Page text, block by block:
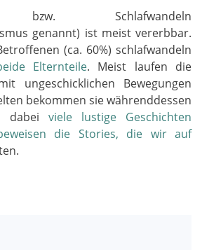
bzw. Schlafwandeln
genannt) ist meist vererbbar.
(ca. 60%) schlafwandeln
Elternteile. Meist laufen die
ungeschicklichen Bewegungen
bekommen sie währenddessen
dabei viele lustige Geschichten
die Stories, die wir auf